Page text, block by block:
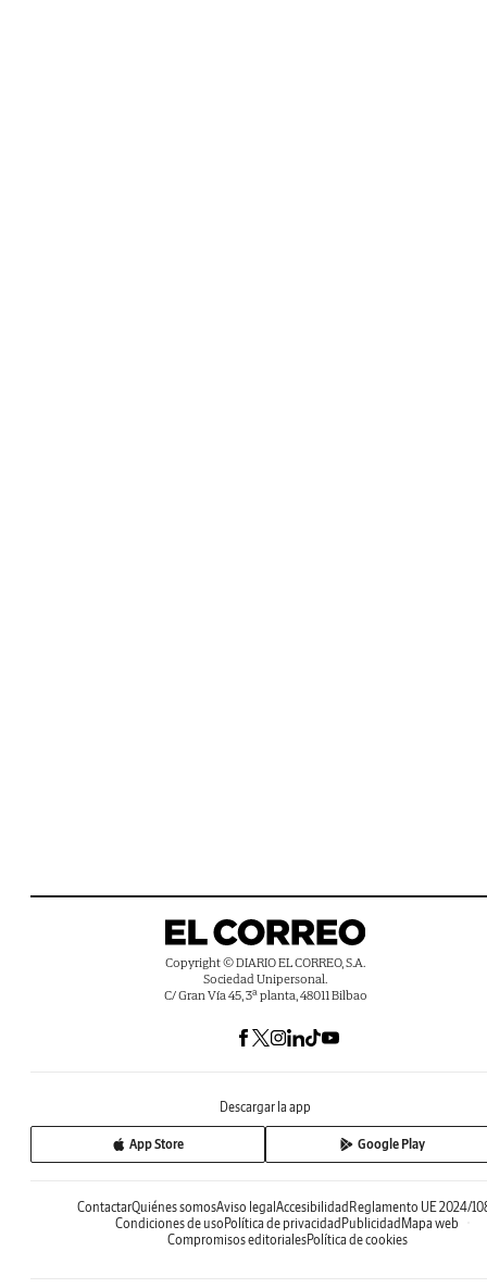
Copyright © DIARIO EL CORREO, S.A.
Sociedad Unipersonal.
C/ Gran Vía 45, 3ª planta, 48011 Bilbao
Descargar la app
App Store Google Play
ContactarQuiénes somosAviso legalAccesibilidadReglamento UE 2024/
Condiciones de usoPolítica de privacidadPublicidadMapa web
Compromisos editorialesPolítica de cookies